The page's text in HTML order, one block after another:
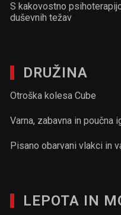
S kakovostno
duševnih težav
DRUŽINA
Otroška kolesa Cube
Varna, zabavna in poučna
Pisano obarvani vlakci in
LEPOTA IN